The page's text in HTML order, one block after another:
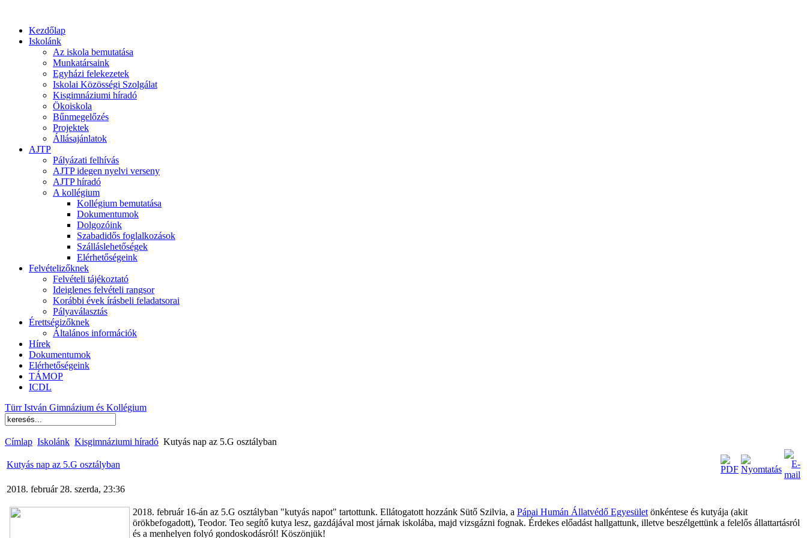
Kezdőlap
Iskolánk
Az iskola bemutatása
Munkatársaink
Egyházi felekezetek
Iskolai Közösségi Szolgálat
Kisgimnáziumi híradó
Ökoiskola
Bűnmegelőzés
Projektek
Állásajánlatok
AJTP
Pályázati felhívás
AJTP idegen nyelvi verseny
AJTP híradó
A kollégium
Kollégium bemutatása
Dokumentumok
Dolgozóink
Szabadidős foglalkozások
Szálláslehetőségek
Elérhetőségeink
Felvételizőknek
Felvételi tájékoztató
Ideiglenes felvételi rangsor
Korábbi évek írásbeli feladatsorai
Pályaválasztás
Érettségizőknek
Általános információk
Hírek
Dokumentumok
Elérhetőségeink
TÁMOP
ICDL
Türr István Gimnázium és Kollégium
Címlap Iskolánk Kisgimnáziumi híradó Kutyás nap az 5.G osztályban
Kutyás nap az 5.G osztályban
2018. február 28. szerda, 23:36
2018. február 16-án az 5.G osztályban "kutyás napot" tartottunk. Ellátogatott hozzánk Sütő Szilvia, a Pápai Humán Állatvédő Egyesület önkéntese és kutyája (akit
örökbefogadott), Teodor. Teo segítő kutya lesz, gazdájával most járnak iskolába, majd vizsgázni fognak. Érdekes előadást hallgattunk, illetve beszélgettünk a felelős állattartásról
és a menhelyen folyó gondoskodásról! Köszönjük!